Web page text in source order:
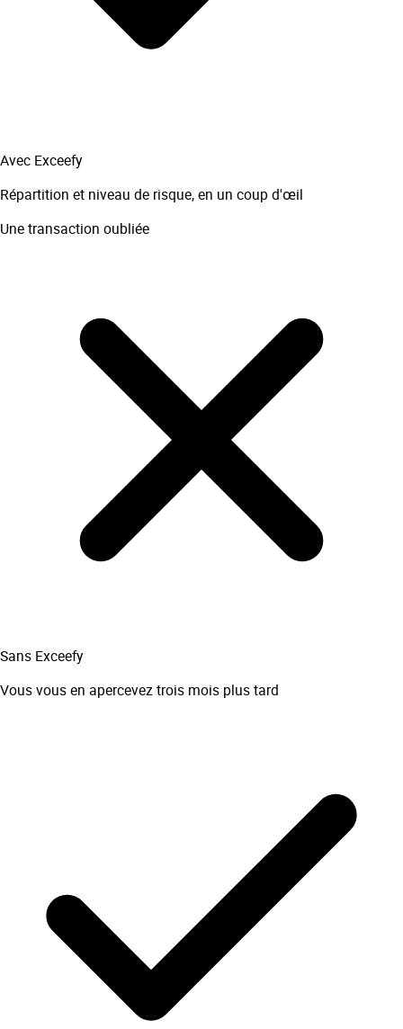
Avec Exceefy
Répartition et niveau de risque, en un coup d'œil
Une transaction oubliée
Sans Exceefy
Vous vous en apercevez trois mois plus tard